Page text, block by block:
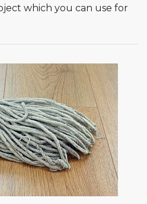
which you can use for